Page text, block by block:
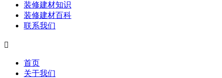
装修建材知识
装修建材百科
联系我们

首页
关于我们